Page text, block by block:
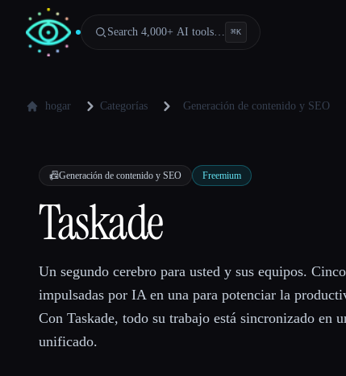
Search 4,000+ AI tools… ⌘K
hogar Categorías Generación de contenido y SEO
📠Generación de contenido y SEO Freemium
Taskade
Un segundo cerebro para usted y sus equipos.
impulsadas por IA en una para potenciar la
Con Taskade, todo su trabajo está sincronizado en
unificado.